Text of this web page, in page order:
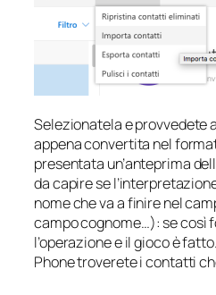
Selezionatela e provvedete
appena convertita nel
presentata un’anteprima
da capire se
nome che va a finire nel
campo cognome…): se così
l’operazione e il gioco è
Phone troverete i contatti